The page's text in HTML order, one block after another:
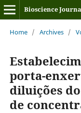
Bioscience
Home / Archives /
porta-
diluições
de